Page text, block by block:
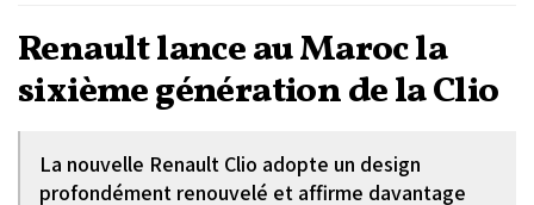
Renault lance au Maroc la
sixième génération de la Clio
La nouvelle Renault Clio adopte un design
profondément renouvelé et affirme davantage